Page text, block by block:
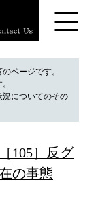
ページです。
についてのその
105］反グ
の事態